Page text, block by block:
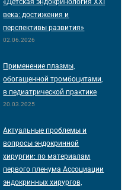
«Детская эндокринология XXI
века: достижения и
перспективы развития»
02.06.2026
Применение плазмы,
обогащенной тромбоцитами,
в педиатрической практике
20.03.2025
Актуальные проблемы и
вопросы эндокринной
хирургии: по материалам
первого пленума Ассоциации
эндокринных хирургов,